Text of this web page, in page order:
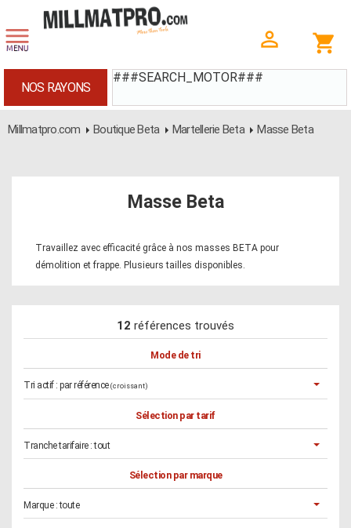
###SEARCH_MOTOR###
NOS RAYONS
Millmatpro.com Boutique Beta Martellerie Beta Masse Beta
Masse Beta
Travaillez avec efficacité grâce à nos masses BETA pour
démolition et frappe. Plusieurs tailles disponibles.
12 références trouvés
Mode de tri
Tri actif : par référence (croissant)
Sélection par tarif
Tranche tarifaire :tout
Sélection par marque
Marque :toute